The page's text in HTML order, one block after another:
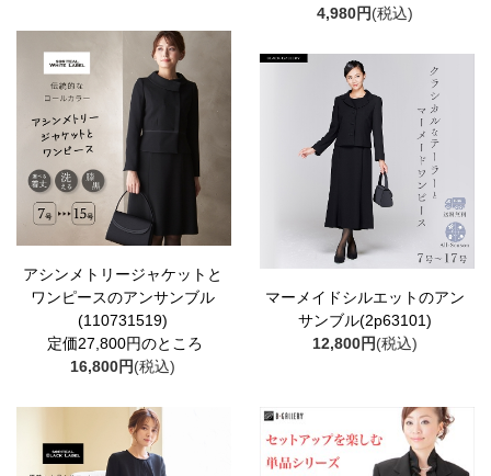
4,980円(税込)
アシンメトリージャケットと
ワンピースのアンサンブル
(110731519)
定価27,800円のところ
16,800円(税込)
マーメイドシルエットのアン
サンブル(2p63101)
12,800円(税込)